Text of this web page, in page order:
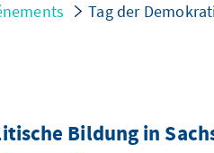
Tag der
Bildung in